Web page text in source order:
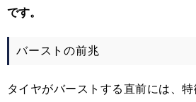
です。
バーストの前兆
タイヤがバーストする直前には、